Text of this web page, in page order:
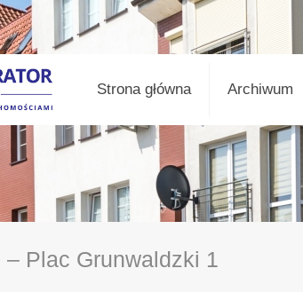
Strona główna Archiwum
Plac Grunwaldzki 1